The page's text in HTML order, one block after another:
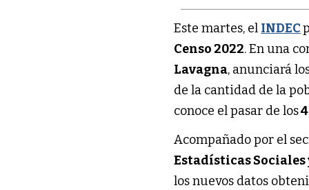
Este martes, el INDEC
Censo 2022. En una
Lavagna, anunciará
de la cantidad de la
conoce el pasar de los
Acompañado por el
Estadísticas Sociales
los nuevos datos